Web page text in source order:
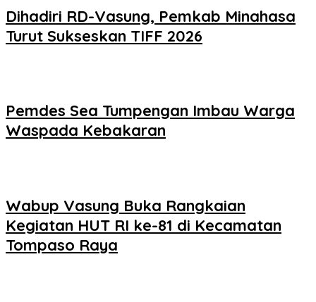
Dihadiri RD-Vasung, Pemkab Minahasa
Turut Sukseskan TIFF 2026
Pemdes Sea Tumpengan Imbau Warga
Waspada Kebakaran
Wabup Vasung Buka Rangkaian
Kegiatan HUT RI ke-81 di Kecamatan
Tompaso Raya